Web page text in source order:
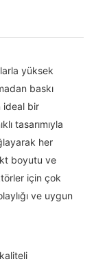
yüksek
baskı
ideal bir
tasarımıyla
her
boyutu ve
için çok
ve uygun